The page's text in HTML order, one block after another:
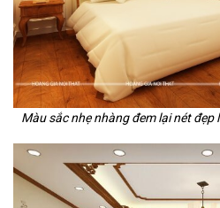
Màu sắc nhẹ nhàng đem lại nét